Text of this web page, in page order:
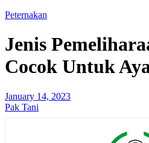
Peternakan
Jenis
Cocok Untuk
January 14, 2023
Pak Tani